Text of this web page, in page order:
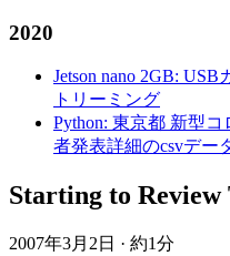
2020
Jetson nano 2GB:
トリーミング
Python: 東京都 新型
者発表詳細のcsvデー
Starting to Review
2007年3月2日 · 約1分